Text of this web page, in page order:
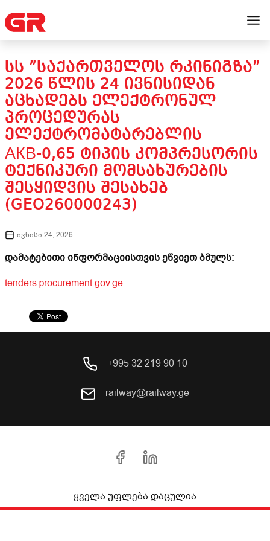
ᲡᲡ ”ᲡᲐᲥᲐᲠᲗᲕᲔᲚᲝᲡ ᲠᲙᲘᲜᲘᲒᲖᲐ”
2026 ᲬᲚᲘᲡ 24 ᲘᲕᲜᲘᲡᲘᲓᲐᲜ
ᲐᲪᲮᲐᲓᲔᲑᲡ ᲔᲚᲔᲥᲢᲠᲝᲜᲣᲚ
ᲞᲠᲝᲪᲔᲓᲣᲠᲐᲡ
ᲔᲚᲔᲥᲢᲠᲝᲛᲐᲢᲐᲠᲔᲑᲚᲘᲡ
АКВ-0,65 ᲢᲘᲞᲘᲡ ᲙᲝᲛᲞᲠᲔᲡᲝᲠᲘᲡ
ᲢᲔᲥᲜᲘᲙᲣᲠᲘ ᲛᲝᲛᲡᲐᲮᲣᲠᲔᲑᲘᲡ
ᲨᲔᲡᲧᲘᲓᲕᲘᲡ ᲨᲔᲡᲐᲮᲔᲑ
(GEO260000243)
ივნისი 24, 2026
დამატებითი ინფორმაციისთვის ეწვიეთ ბმულს:
tenders.procurement.gov.ge
+995 32 219 90 10
railway@railway.ge
ყველა უფლება დაცულია